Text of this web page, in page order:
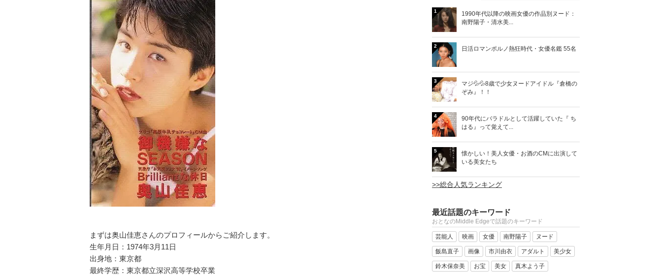
まずは奥山佳恵さんのプロフィールからご紹介します。
生年月日：1974年3月11日
出身地：東京都
最終学歴：東京都立深沢高等学校卒業
1
1990年代以降の映画女優の作品別ヌード：
南野陽子・清水美...
2 日活ロマンポルノ熱狂時代・女優名鑑 55名
3
マジ💦💦8歳で少女ヌードアイドル『倉橋の
ぞみ』！！
4
90年代にバラドルとして活躍していた『 ち
はる』って覚えて...
5
懐かしい！美人女優・お酒のCMに出演して
いる美女たち
>>総合人気ランキング
最近話題のキーワード
おとなのMiddle Edgeで話題のキーワード
芸能人 映画 女優 南野陽子 ヌード
飯島直子 画像 市川由衣 アダルト 美少女
鈴木保奈美 お宝 美女 真木よう子